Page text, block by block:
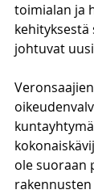
toimialan ja
kehityksestä
johtuvat
Veronsaajien
ole suoraan